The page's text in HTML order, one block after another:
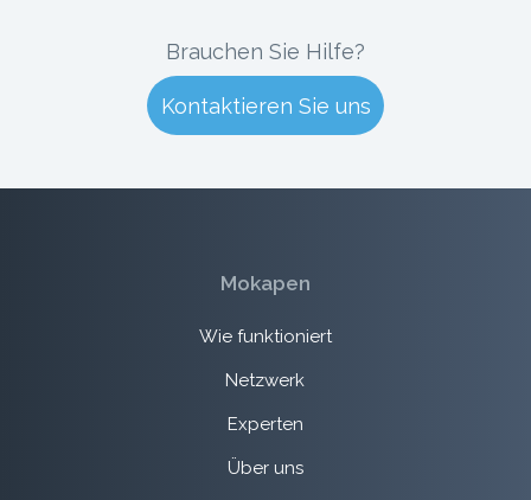
Brauchen Sie Hilfe?
Kontaktieren Sie uns
Mokapen
Wie funktioniert
Netzwerk
Experten
Über uns